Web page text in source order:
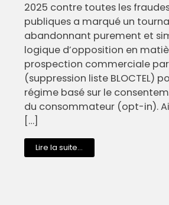
2025 contre toutes les
publiques a marqué un
abandonnant purement et
logique d’opposition en
prospection commerciale
(suppression liste BLOCTEL)
régime basé sur le
du consommateur (opt-in).
[…]
Lire la suite...